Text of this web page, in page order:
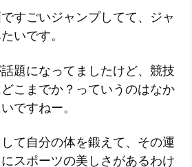
すごいジャンプしてて、ジャ
いです。
題になってましたけど、競技
こまでか？っていうのはなか
ですねー。
て自分の体を鍛えて、その運
スポーツの美しさがあるわけ